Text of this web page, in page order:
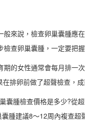
來說，檢查卵巢囊腫應
查卵巢囊腫，一定要把
的女性通常會每月排一
排卵前做了超聲檢查，
囊腫檢查價格是多少?從
腫建議8～12周內複查